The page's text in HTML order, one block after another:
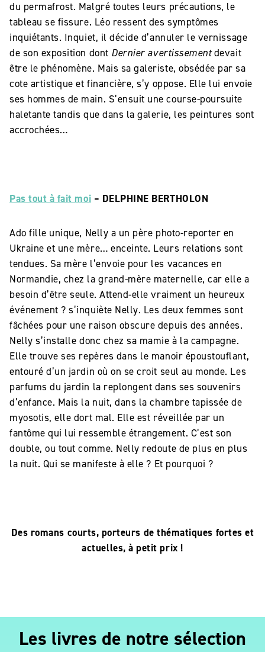
du permafrost. Malgré toutes leurs précautions, le
tableau se fissure. Léo ressent des symptômes
inquiétants. Inquiet, il décide d’annuler le vernissage
de son exposition dont Dernier avertissementdevait
être le phénomène. Mais sa galeriste, obsédée par sa
cote artistique et financière, s’y oppose. Elle lui envoie
ses hommes de main. S’ensuit une course-poursuite
haletante tandis que dans la galerie, les peintures sont
accrochées…
Pas tout à fait moi – DELPHINE BERTHOLON
Ado fille unique, Nelly a un père photo-reporter en
Ukraine et une mère… enceinte. Leurs relations sont
tendues. Sa mère l’envoie pour les vacances en
Normandie, chez la grand-mère maternelle, car elle a
besoin d’être seule. Attend-elle vraiment un heureux
événement ? s’inquiète Nelly. Les deux femmes sont
fâchées pour une raison obscure depuis des années.
Nelly s’installe donc chez sa mamie à la campagne.
Elle trouve ses repères dans le manoir époustouflant,
entouré d’un jardin où on se croit seul au monde. Les
parfums du jardin la replongent dans ses souvenirs
d’enfance. Mais la nuit, dans la chambre tapissée de
myosotis, elle dort mal. Elle est réveillée par un
fantôme qui lui ressemble étrangement. C’est son
double, ou tout comme. Nelly redoute de plus en plus
la nuit. Qui se manifeste à elle ? Et pourquoi ?
Des romans courts, porteurs de thématiques fortes et
actuelles, à petit prix !
Les livres de notre sélection